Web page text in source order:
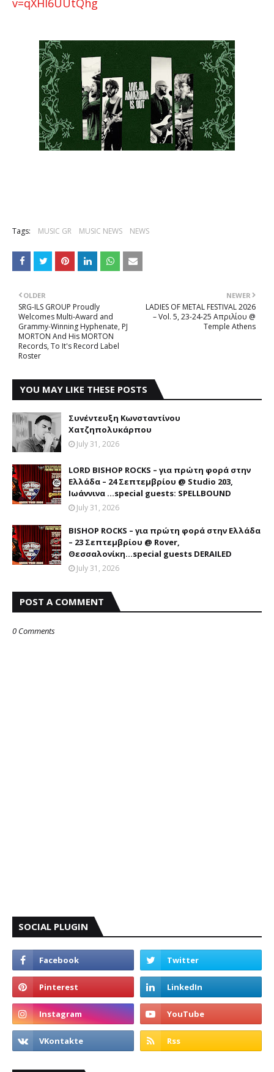
v=qXHI6UUtQhg
Tags: MUSIC GR MUSIC NEWS NEWS
NEWER
LADIES OF METAL FESTIVAL 2026
– Vol. 5, 23-24-25 Απριλίου @
Temple Athens
OLDER
SRG-ILS GROUP Proudly
Welcomes Multi-Award and
Grammy-Winning Hyphenate, PJ
MORTON And His MORTON
Records, To It's Record Label
Roster
YOU MAY LIKE THESE POSTS
Συνέντευξη Κωνσταντίνου
Χατζηπολυκάρπου
July 31, 2026
LORD BISHOP ROCKS – για πρώτη φορά στην
Ελλάδα – 24 Σεπτεμβρίου @ Studio 203,
Ιωάννινα …special guests: SPELLBOUND
July 31, 2026
BISHOP ROCKS – για πρώτη φορά στην Ελλάδα
– 23 Σεπτεμβρίου @ Rover,
Θεσσαλονίκη...special guests DERAILED
July 31, 2026
POST A COMMENT
0 Comments
SOCIAL PLUGIN